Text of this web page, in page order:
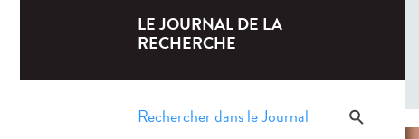
LE JOURNAL DE LA
RECHERCHE